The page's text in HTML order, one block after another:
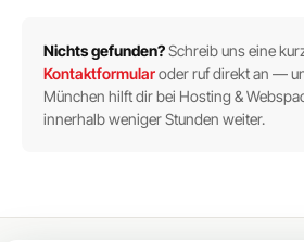
Nichts gefunden?Schreib uns eine
Kontaktformularoder ruf direkt an —
München hilft dir bei Hosting &
innerhalb weniger Stunden weiter.